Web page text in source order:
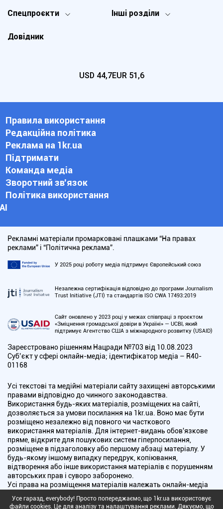
Спецпроєкти Інші розділи
Довідник
USD 44,7EUR 51,6
Правила використання
Редакційна політика
Реклама на 1kr.ua
Підтримати
Команда медіа
Зворотний зв'язок
Політика використання
АІ
Рекламні матеріали промарковані плашками “На правах
реклами” і “Політична реклама”.
У 2025 році роботу медіа підтримує Європейський союз
Незалежна сертифікація відповідно до програми Journalism
Trust Initiative (JTI) та стандартів ISO CWA 17493:2019
Сайт оновлено у 2023 році у межах співпраці з проєктом
«Зміцнення громадської довіри в Україні» — UCBI, який
підтримує Агентство США з міжнародного розвитку (USAID)
Зареєстровано рішенням Нацради №703 від 10.08.2023
Cуб’єкт у сфері онлайн-медіа; ідентифікатор медіа – R40-
01168
Усі текстові та медійні матеріали сайту захищені авторськими
правами відповідно до чинного законодавства.
Використання будь-яких матеріалів, розміщених на сайті,
дозволяється за умови посилання на 1kr.ua. Воно має бути
розміщено незалежно від повного чи часткового
використання матеріалів. Для інтернет-видань обов'язкове
пряме, відкрите для пошукових систем гіперпосилання,
розміщене в підзаголовку або першому абзаці матеріалу. У
будь-якому іншому випадку передрук, копіювання,
відтворення або інше використання матеріалів є порушенням
авторських прав і суворо заборонено.
Усі права на розміщення матеріалів належать онлайн-медіа
"Перший Криворізький". Медіа зареєстроване Національною
радою України з питань телебачення і радіомовлення.
Усе гаразд, everybody! Просто попереджаємо, що 1kr.ua використовує
файли cookies. Це для аналізу та налаштування реклами. Дякуємо, що